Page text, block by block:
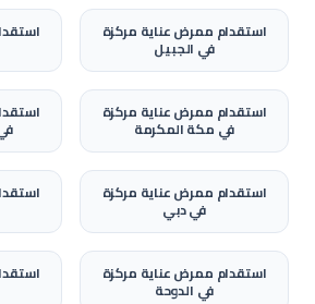
براد أنابيب / فني تركيب أنابيب
فني تركيب دكت
فني مكيفات
فني تشيلرات / مبردات مركزية
فني أنظمة إدارة مباني (BMS)
فني أنظمة إنذار
فني تركيب رشاشات حريق
فني مضخات حريق
فني أنظمة نداء عام
فني أجهزة ودقة
مراقب
مراقب أعمال سباكة
مراقب أعمال تكييف
فني تركيب ألواح شمسية
فني مولدات كهربائية
استقدام ممرض عناية مركزة
في الجبيل
استقدام ممرض عناية مركزة
فيمكة المكرمة
استقدام ممرض عناية مركزة
فيدبي
استقدام ممرض عناية مركزة
في الدوحة